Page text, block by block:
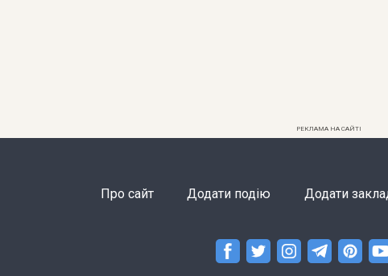
РЕКЛАМА НА САЙТІ
Про сайт Додати подію Додати